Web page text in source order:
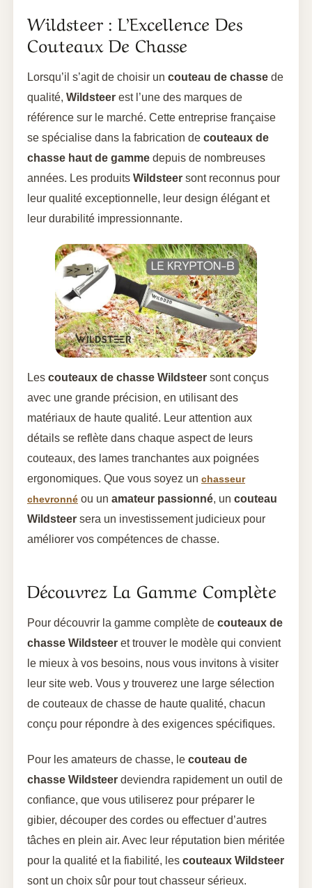
Wildsteer : L’Excellence Des
Couteaux De Chasse
Lorsqu’il s’agit de choisir un couteau de chasse de
qualité, Wildsteer est l’une des marques de
référence sur le marché. Cette entreprise française
se spécialise dans la fabrication de couteaux de
chasse haut de gamme depuis de nombreuses
années. Les produits Wildsteer sont reconnus pour
leur qualité exceptionnelle, leur design élégant et
leur durabilité impressionnante.
Les couteaux de chasse Wildsteer sont conçus
avec une grande précision, en utilisant des
matériaux de haute qualité. Leur attention aux
détails se reflète dans chaque aspect de leurs
couteaux, des lames tranchantes aux poignées
ergonomiques. Que vous soyez un chasseur
chevronné ou un amateur passionné, un couteau
Wildsteer sera un investissement judicieux pour
améliorer vos compétences de chasse.
Découvrez La Gamme Complète
Pour découvrir la gamme complète de couteaux de
chasse Wildsteer et trouver le modèle qui convient
le mieux à vos besoins, nous vous invitons à visiter
leur site web. Vous y trouverez une large sélection
de couteaux de chasse de haute qualité, chacun
conçu pour répondre à des exigences spécifiques.
Pour les amateurs de chasse, le couteau de
chasse Wildsteer deviendra rapidement un outil de
confiance, que vous utiliserez pour préparer le
gibier, découper des cordes ou effectuer d’autres
tâches en plein air. Avec leur réputation bien méritée
pour la qualité et la fiabilité, les couteaux Wildsteer
sont un choix sûr pour tout chasseur sérieux.